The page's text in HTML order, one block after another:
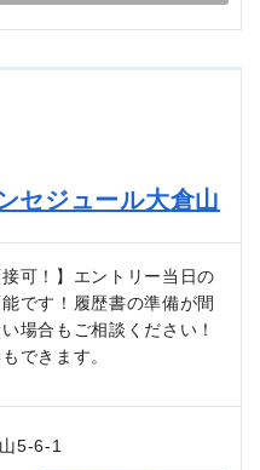
セジュール大倉山
接可！】エントリー当日の
です！履歴書の準備が間
場合もご相談ください！
できます。
5-6-1